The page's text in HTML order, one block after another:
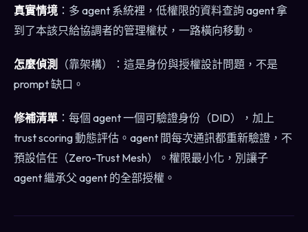
真實情境 ：多 agent 系統裡，低權限的資料查詢 agent 拿
到了本該只給協調者的管理權杖，一路橫向移動。
怎麼偵測
（靠架構）：這是身份與授權設計問題，不是
prompt 缺口。
修補清單 ：每個 agent 一個可驗證身份（DID），加上
trust scoring 動態評估。agent 間每次通訊都重新驗證，不
預設信任（Zero-Trust Mesh）。權限最小化，別讓子
agent 繼承父 agent 的全部授權。